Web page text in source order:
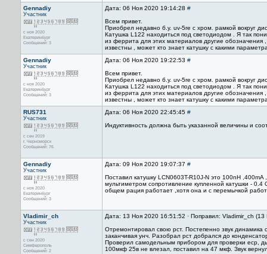
Gennadiy
Участник
с ноя 2020
Екатеринбург
Сообщений: 3
Дата: 06 Ноя 2020 19:14:28 #
Всем привет.
Приобрел недавно б.у. uv-5re с хром. рамкой вокруг
Катушка L122 находиться под светодиодом . Я так
из феррита для этих материалов другие
известны , может кто знает катушку с какими
Gennadiy
Участник
с ноя 2020
Екатеринбург
Сообщений: 3
Дата: 06 Ноя 2020 19:22:53 #
Всем привет.
Приобрел недавно б.у. uv-5re с хром. рамкой вокруг
Катушка L122 находиться под светодиодом . Я так
из феррита для этих материалов другие
известны , может кто знает катушку с какими
RUS731
Участник
с сен 2019
г. Черноморск
Сообщений: 76
Дата: 06 Ноя 2020 22:45:45 #
Индуктивность должна быть указанной величины и
Gennadiy
Участник
с ноя 2020
Екатеринбург
Сообщений: 3
Дата: 09 Ноя 2020 19:07:37 #
Поставил катушку LCN0603T-R10J-N это 100nH
мультиметром сопротивление купленной катушки -
общем рация работает ,хотя она и с перемычкой
Vladimir_ch
Участник
с сен 2020
Симферополь
Сообщений: 2
Дата: 13 Ноя 2020 16:51:52 · Поправил: Vladimir_ch
Отремонтировал свою рст. Постепенно звук
заканчивая унч. Разобрал рст добрался до
Проверил самодельным прибором для проверки еср,
100мкф 25в не влезал, поставил на 47 мкф. Звук